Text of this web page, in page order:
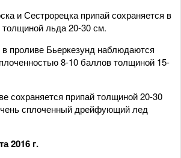
и Сестрорецка припай сохраняется в
толщиной льда 20-30 см.
проливе Бьеркезунд наблюдаются
8-10 баллов толщиной 15-
сохраняется припай толщиной 20-30
сплоченный дрейфующий лед
2016 г.